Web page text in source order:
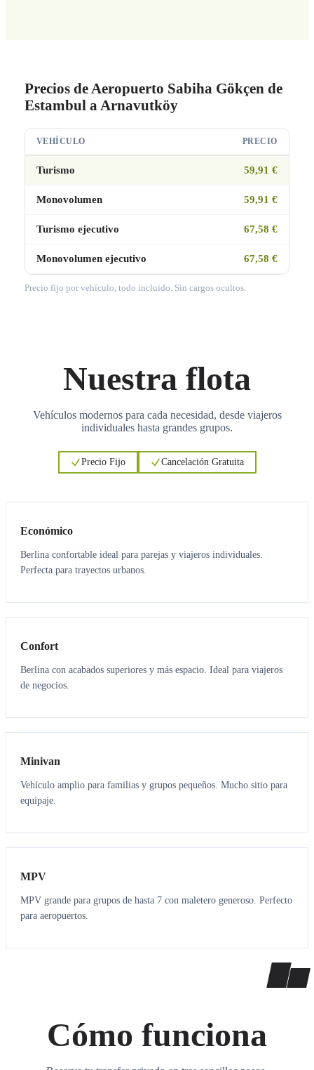
Precios de Aeropuerto Sabiha Gökçen de
Estambul a Arnavutköy
VEHÍCULO PRECIO
Turismo 59,91 €
Monovolumen 59,91 €
Turismo ejecutivo 67,58 €
Monovolumen ejecutivo 67,58 €
Precio fijo por vehículo, todo incluido. Sin cargos ocultos.
Nuestra flota
Vehículos modernos para cada necesidad, desde viajeros
individuales hasta grandes grupos.
Precio Fijo Cancelación Gratuita
Económico
Berlina confortable ideal para parejas y viajeros individuales.
Perfecta para trayectos urbanos.
3 3
Confort
Berlina con acabados superiores y más espacio. Ideal para viajeros
de negocios.
6 5
Minivan
Vehículo amplio para familias y grupos pequeños. Mucho sitio para
equipaje.
7 7
MPV
MPV grande para grupos de hasta 7 con maletero generoso. Perfecto
para aeropuertos.
Cómo funciona